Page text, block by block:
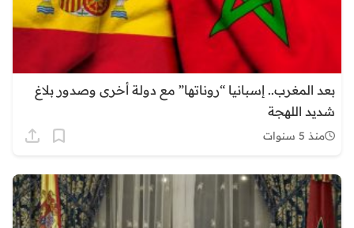
بعد المغرب.. إسبانيا “روناتها” مع دولة أخرى وصدور بلاغ
شديد اللهجة
منذ 5 سنوات